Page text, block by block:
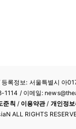
록정보: 서울특별시 아
1114 / 이메일:
준칙 / 이용약관/ 개인정
ALL RIGHTS